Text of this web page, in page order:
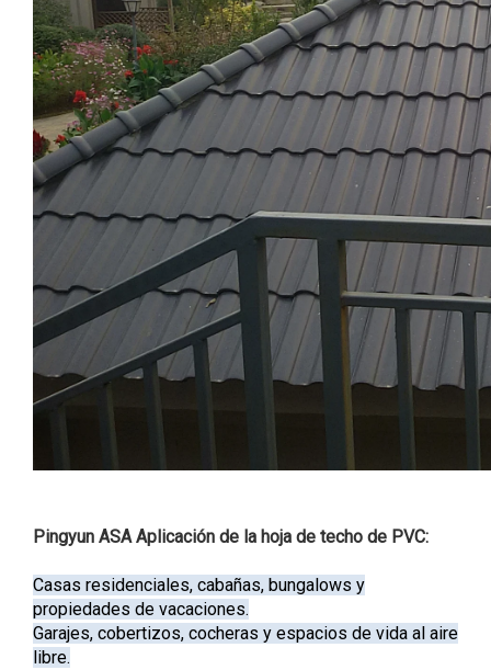
Pingyun ASA Aplicación de la hoja de techo de PVC:
Casas residenciales, cabañas, bungalows y
propiedades de vacaciones.
Garajes, cobertizos, cocheras y espacios de vida al aire
libre.